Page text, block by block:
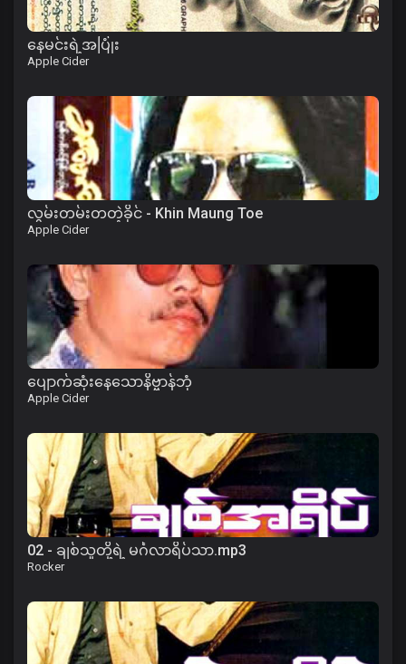
နေမင်းရဲ့အပြုံး
Apple Cider
လွမ်းတမ်းတတဲ့ခိုင် - Khin Maung Toe
Apple Cider
ပျောက်ဆုံးနေသောနိဗ္ဗာန်ဘုံ
Apple Cider
02 - ချစ်သူတို့ရဲ့ မင်္ဂလာရိပ်သာ.mp3
Rocker